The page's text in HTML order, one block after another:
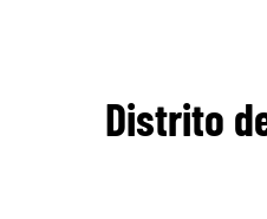
Distrito